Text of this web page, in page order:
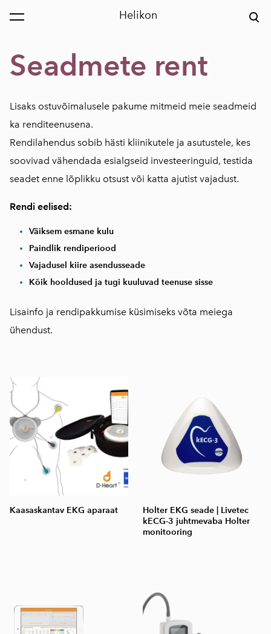
Helikon
Seadmete rent
Lisaks ostuvõimalusele pakume mitmeid meie seadmeid
ka renditeenusena.
Rendilahendus sobib hästi kliinikutele ja asutustele, kes
soovivad vähendada esialgseid investeeringuid, testida
seadet enne lõplikku otsust või katta ajutist vajadust.
Rendi eelised:
Väiksem esmane kulu
Paindlik rendiperiood
Vajadusel kiire asendusseade
Kõik hooldused ja tugi kuuluvad teenuse sisse
Lisainfo ja rendipakkumise küsimiseks võta meiega
ühendust.
Kaasaskantav EKG aparaat
Holter EKG seade | Livetec
kECG-3 juhtmevaba Holter
monitooring